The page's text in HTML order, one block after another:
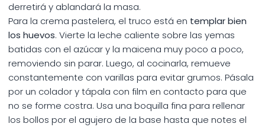
derretirá y ablandará la masa.
Para la crema pastelera, el truco está en templar bien
los huevos. Vierte la leche caliente sobre las yemas
batidas con el azúcar y la maicena muy poco a poco,
removiendo sin parar. Luego, al cocinarla, remueve
constantemente con varillas para evitar grumos. Pásala
por un colador y tápala con film en contacto para que
no se forme costra. Usa una boquilla fina para rellenar
los bollos por el agujero de la base hasta que notes el